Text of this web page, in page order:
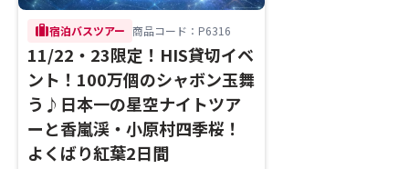
trip宿泊バスツアー 商品コード：P6316
11/22・23限定！HIS貸切イベ
ント！100万個のシャボン玉舞
う♪日本一の星空ナイトツア
ーと香嵐渓・小原村四季桜！
よくばり紅葉2日間